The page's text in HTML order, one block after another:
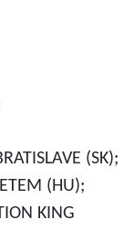
(SK);
(HU);
KING